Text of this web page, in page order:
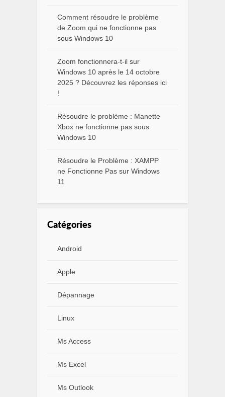
Comment résoudre le problème
de Zoom qui ne fonctionne pas
sous Windows 10
Zoom fonctionnera-t-il sur
Windows 10 après le 14 octobre
2025 ? Découvrez les réponses ici
!
Résoudre le problème : Manette
Xbox ne fonctionne pas sous
Windows 10
Résoudre le Problème : XAMPP
ne Fonctionne Pas sur Windows
11
Catégories
Android
Apple
Dépannage
Linux
Ms Access
Ms Excel
Ms Outlook